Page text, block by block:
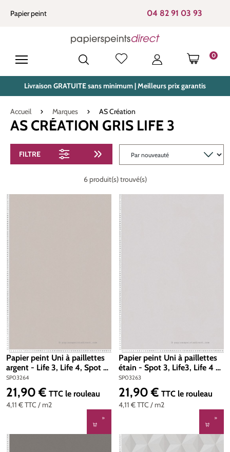
principal
Papier peint 04 82 91 03 93
0
LE
Livraison GRATUITE sans minimum | Meilleurs prix garantis
Accueil Marques AS Création
AS CRÉATION GRIS LIFE 3
FILTRE
6 produit(s) trouvé(s)
Papier peint Uni à paillettes
argent - Life 3, Life 4, Spot 3
et New Life AS Création | Réf.
SP03264
SP03264
4,11 €TTC / m2
Prix régulier :
21,90 € TTC le rouleau
Papier peint Uni à paillettes
étain - Spot 3, Life3, Life 4 et
New Life AS Création | Réf.
SP03263
SP03263
4,11 €TTC / m2
Prix régulier :
21,90 € TTC le rouleau